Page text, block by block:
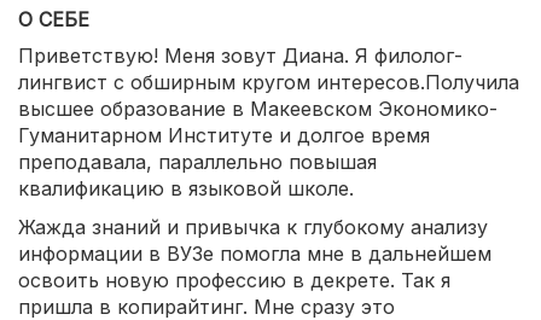
О СЕБЕ
Приветствую! Меня зовут Диана. Я филолог-
лингвист с обширным кругом интересов.Получила
высшее образование в Макеевском Экономико-
Гуманитарном Институте и долгое время
преподавала, параллельно повышая
квалификацию в языковой школе.
Жажда знаний и привычка к глубокому анализу
информации в ВУЗе помогла мне в дальнейшем
освоить новую профессию в декрете. Так я
пришла в копирайтинг. Мне сразу это